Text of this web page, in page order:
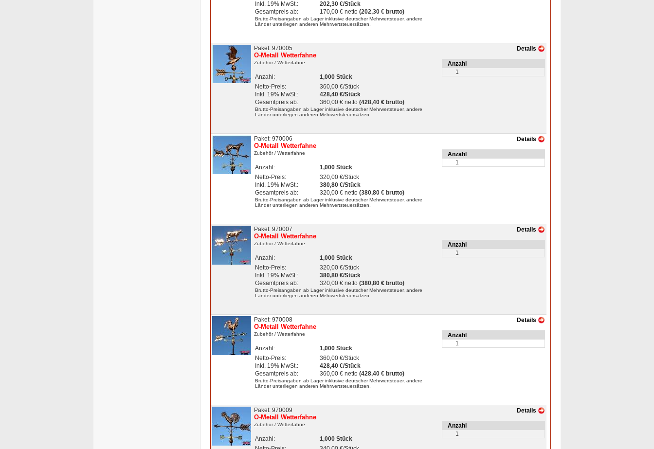
Inkl. 19% MwSt.:
202,30 €/Stück
Gesamtpreis ab:
170,00 € netto (202,30 € brutto)
Brutto-Preisangaben ab Lager inklusive deutscher Mehrwertsteuer, andere
Länder unterliegen anderen Mehrwertsteuersätzen.
Paket: 970005
O-Metall Wetterfahne
Zubehör / Wetterfahne
Anzahl:
1,000 Stück
Netto-Preis:
360,00 €/Stück
Inkl. 19% MwSt.:
428,40 €/Stück
Gesamtpreis ab:
360,00 € netto (428,40 € brutto)
Brutto-Preisangaben ab Lager inklusive deutscher Mehrwertsteuer, andere
Länder unterliegen anderen Mehrwertsteuersätzen.
Details
Anzahl
1
Paket: 970006
O-Metall Wetterfahne
Zubehör / Wetterfahne
Anzahl:
1,000 Stück
Netto-Preis:
320,00 €/Stück
Inkl. 19% MwSt.:
380,80 €/Stück
Gesamtpreis ab:
320,00 € netto (380,80 € brutto)
Brutto-Preisangaben ab Lager inklusive deutscher Mehrwertsteuer, andere
Länder unterliegen anderen Mehrwertsteuersätzen.
Details
Anzahl
1
Paket: 970007
O-Metall Wetterfahne
Zubehör / Wetterfahne
Anzahl:
1,000 Stück
Netto-Preis:
320,00 €/Stück
Inkl. 19% MwSt.:
380,80 €/Stück
Gesamtpreis ab:
320,00 € netto (380,80 € brutto)
Brutto-Preisangaben ab Lager inklusive deutscher Mehrwertsteuer, andere
Länder unterliegen anderen Mehrwertsteuersätzen.
Details
Anzahl
1
Paket: 970008
O-Metall Wetterfahne
Zubehör / Wetterfahne
Anzahl:
1,000 Stück
Netto-Preis:
360,00 €/Stück
Inkl. 19% MwSt.:
428,40 €/Stück
Gesamtpreis ab:
360,00 € netto (428,40 € brutto)
Brutto-Preisangaben ab Lager inklusive deutscher Mehrwertsteuer, andere
Länder unterliegen anderen Mehrwertsteuersätzen.
Details
Anzahl
1
Paket: 970009
O-Metall Wetterfahne
Zubehör / Wetterfahne
Anzahl:
1,000 Stück
Details
Anzahl
1